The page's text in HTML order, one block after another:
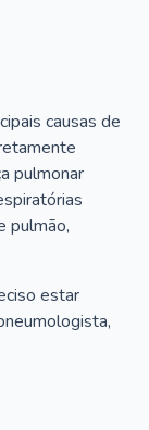
causas de
pulmonar
pulmão,
estar